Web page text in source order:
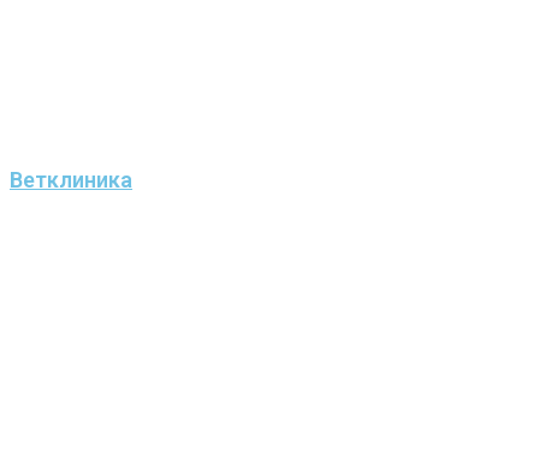
Ветклиника